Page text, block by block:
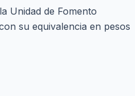
Unidad de Fomento
su equivalencia en pesos